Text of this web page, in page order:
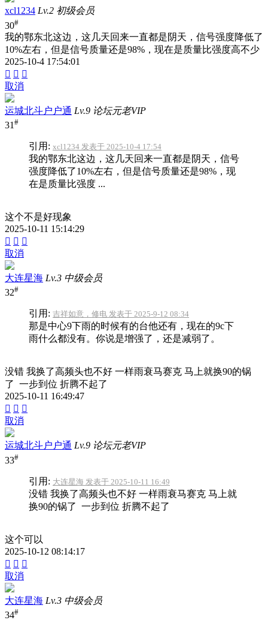
xcl1234 Lv.2 初级会员
30#
我的鄂东北这边，这几天回来一直都是阴天，信号强度降低了
10%左右，但是信号质量还是98%，现在是质量比强度高不少
2025-10-4 17:54:01
  
取消
运城北斗户户通 Lv.9 论坛元老VIP
31 #
引用: xcl1234 发表于 2025-10-4 17:54
我的鄂东北这边，这几天回来一直都是阴天，信号
强度降低了10%左右，但是信号质量还是98%，现
在是质量比强度 ...
这个不是好现象
2025-10-11 15:14:29
  
取消
大连星海 Lv.3 中级会员
32#
引用: 吉祥如意，修电 发表于 2025-9-12 08:34
那是中心9下雨的时候有的台他还有，现在的9c下
雨什么都没有。你说是增强了，还是减弱了。
没错 我换了高频头也不好 一样雨衰马赛克 马上就换90的锅
了 一步到位 折腾不起了
2025-10-11 16:49:47
  
取消
运城北斗户户通 Lv.9 论坛元老VIP
33#
引用: 大连星海 发表于 2025-10-11 16:49
没错 我换了高频头也不好 一样雨衰马赛克 马上就
换90的锅了 一步到位 折腾不起了
这个可以
2025-10-12 08:14:17
  
取消
大连星海 Lv.3 中级会员
34#